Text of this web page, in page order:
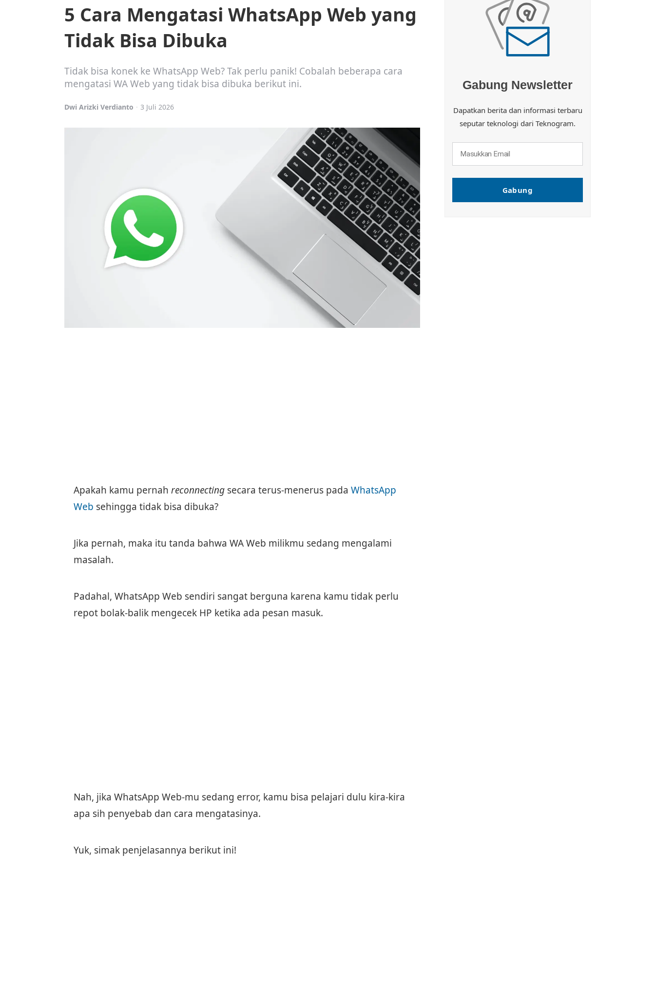
5 Cara Mengatasi WhatsApp Web yang
Tidak Bisa Dibuka
Tidak bisa konek ke WhatsApp Web? Tak perlu panik! Cobalah beberapa cara
mengatasi WA Web yang tidak bisa dibuka berikut ini.
Posted
Dwi Arizki Verdianto 3 Juli 2026
Apakah kamu pernah reconnectingsecara terus-menerus pada WhatsApp
Web sehingga tidak bisa dibuka?
Jika pernah, maka itu tanda bahwa WA Web milikmu sedang mengalami
masalah.
Padahal, WhatsApp Web sendiri sangat berguna karena kamu tidak perlu
repot bolak-balik mengecek HP ketika ada pesan masuk.
Nah, jika WhatsApp Web-mu sedang error, kamu bisa pelajari dulu kira-kira
apa sih penyebab dan cara mengatasinya.
Yuk, simak penjelasannya berikut ini!
Gabung Newsletter
Dapatkan berita dan informasi terbaru
seputar teknologi dari Teknogram.